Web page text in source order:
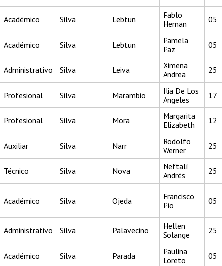
Académico Silva Lebtun
Pablo
Hernan
05
Académico Silva Lebtun
Pamela
Paz
05
Administrativo Silva Leiva
Ximena
Andrea
25
Profesional Silva Marambio
Ilia De Los
Angeles
17
Profesional Silva Mora
Margarita
Elizabeth
12
Auxiliar Silva Narr
Rodolfo
Werner
25
Técnico Silva Nova
Neftalí
Andrés
25
Académico Silva Ojeda
Francisco
Pio
05
Administrativo Silva Palavecino
Hellen
Solange
25
Académico Silva Parada
Paulina
Loreto
05